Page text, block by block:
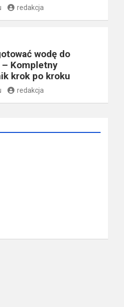
redakcja
wodę do
– Kompletny
krok po kroku
redakcja